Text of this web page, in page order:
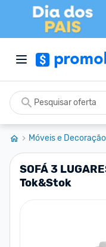
Móveis e Decoração
SOFÁ 3
Tok&Stok